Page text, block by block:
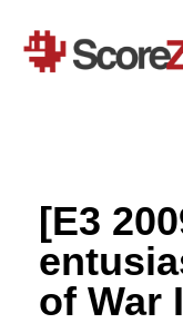
contenido
[E3
of War